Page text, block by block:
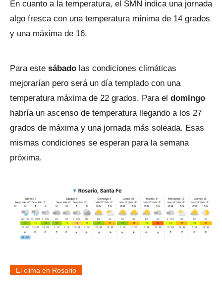
En cuanto a la temperatura, el SMN indica una jornada
algo fresca con una temperatura mínima de 14 grados
y una máxima de 16.
Para este sábado las condiciones climáticas
mejorarían pero será un día templado con una
temperatura máxima de 22 grados. Para el domingo
habría un ascenso de temperatura llegando a los 27
grados de máxima y una jornada más soleada. Esas
mismas condiciones se esperan para la semana
próxima.
El clima en Rosario